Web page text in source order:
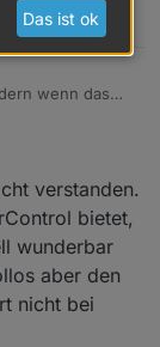
0
wenn das
gleich und hat
du alles mit
hast, sollte es
zusätzliche
auch nur die
noch gibt - mit
verstanden.
bietet,
wunderbar
aber den
nicht bei
Das ist ok